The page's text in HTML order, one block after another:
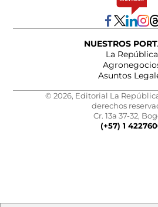
NUESTROS
La República
Asuntos
© 2026, Editorial La República
derechos
Cr. 13a 37-32,
(+57) 1